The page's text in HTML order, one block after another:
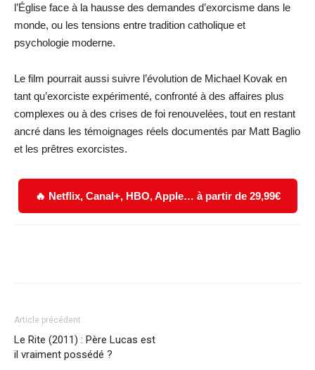
l’Église face à la hausse des demandes d’exorcisme dans le
monde, ou les tensions entre tradition catholique et
psychologie moderne.
Le film pourrait aussi suivre l’évolution de Michael Kovak en
tant qu’exorciste expérimenté, confronté à des affaires plus
complexes ou à des crises de foi renouvelées, tout en restant
ancré dans les témoignages réels documentés par Matt Baglio
et les prêtres exorcistes.
🔥 Netflix, Canal+, HBO, Apple… à partir de 29,99€
Article précédent
Le Rite (2011) : Père Lucas est
il vraiment possédé ?